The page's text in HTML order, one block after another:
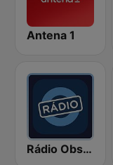
Antena 1
Rádio Observador